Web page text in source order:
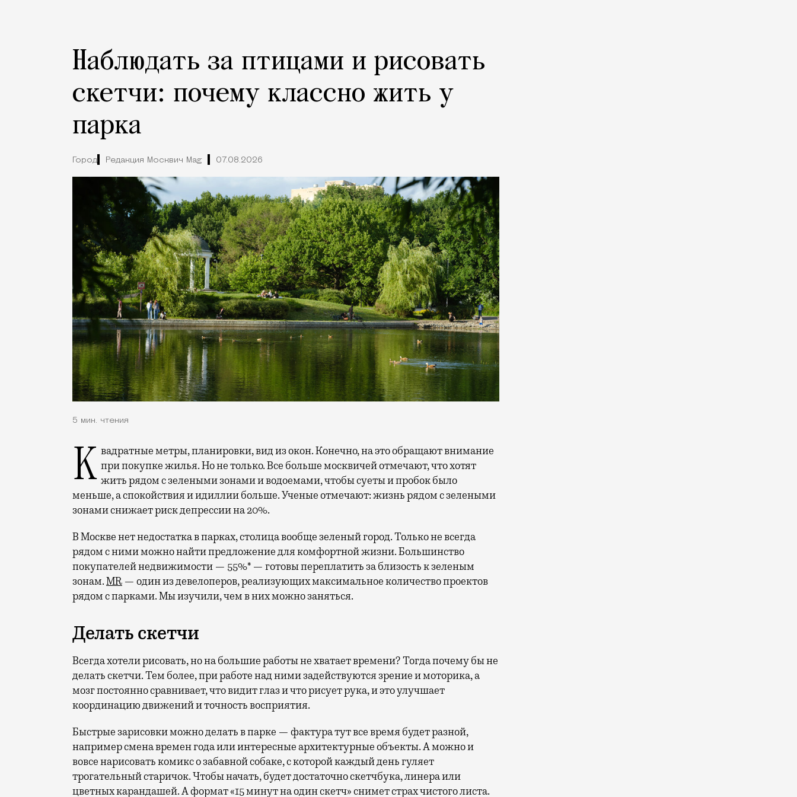
Наблюдать за птицами и рисовать
скетчи: почему классно жить у
парка
Город Редакция Москвич Mag 07.08.2026
5 мин. чтения
Квадратные метры, планировки, вид из окон. Конечно, на это обращают внимание при покупке жилья. Но не только. Все больше москвичей отмечают, что хотят
жить рядом с зелеными зонами и водоемами, чтобы суеты и пробок было
меньше, а спокойствия и идиллии больше. Ученые отмечают: жизнь рядом с зелеными
зонами снижает риск депрессии на 20%.
В Москве нет недостатка в парках, столица вообще зеленый город. Только не всегда
рядом с ними можно найти предложение для комфортной жизни. Большинство
покупателей недвижимости — 55%* — готовы переплатить за близость к зеленым
зонам.MR — один из девелоперов, реализующих максимальное количество проектов
рядом с парками. Мы изучили, чем в них можно заняться.
Делать скетчи
Всегда хотели рисовать, но на большие работы не хватает времени? Тогда почему бы не
делать скетчи. Тем более, при работе над ними задействуются зрение и моторика, а
мозг постоянно сравнивает, что видит глаз и что рисует рука, и это улучшает
координацию движений и точность восприятия.
Быстрые зарисовки можно делать в парке — фактура тут все время будет разной,
например смена времен года или интересные архитектурные объекты. А можно и
вовсе нарисовать комикс о забавной собаке, с которой каждый день гуляет
трогательный старичок. Чтобы начать, будет достаточно скетчбука, линера или
цветных карандашей. А формат «15 минут на один скетч» снимет страх чистого листа.